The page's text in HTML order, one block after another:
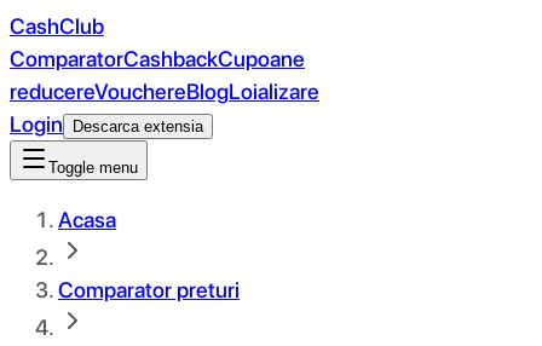
CashClub
ComparatorCashbackCupoane
reducereVouchereBlogLoializare
Login
Descarca extensia
Toggle menu
Acasa
Comparator preturi